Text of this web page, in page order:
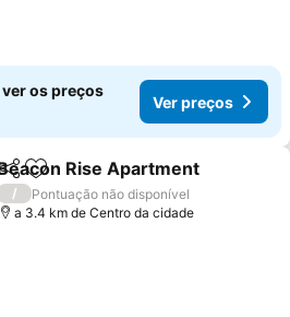
os preços
Ver preços
Adicionar aos favoritos
Rise Apartment
/
Pontuação não disponível
a 3.4 km de Centro da cidade